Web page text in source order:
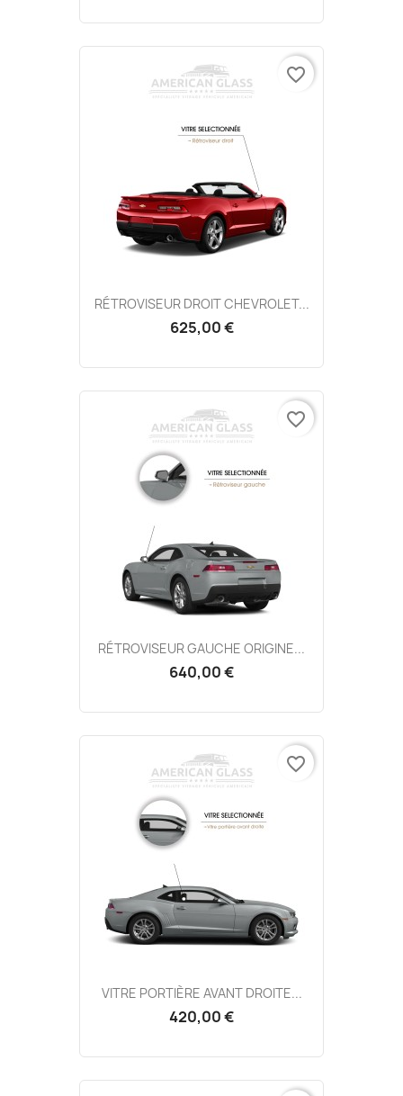
RÉTROVISEUR DROIT CHEVROLET...
625,00 €
favorite_border
RÉTROVISEUR GAUCHE ORIGINE...
640,00 €
favorite_border
VITRE PORTIÈRE AVANT DROITE...
420,00 €
favorite_border